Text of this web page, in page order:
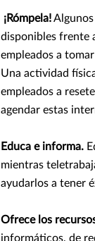
¡Rómpela!
disponibles frente
empleados a
Una actividad
empleados a
agendar estas
Educa e informa.
mientras
ayudarlos a tener
Ofrece los
informáticos, de